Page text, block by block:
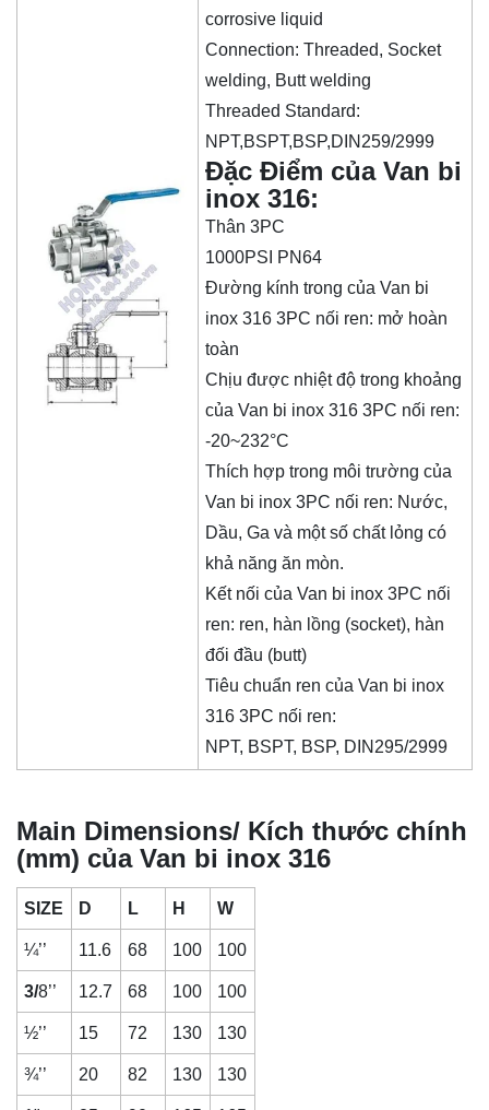
corrosive liquid
Connection: Threaded, Socket
welding, Butt welding
Threaded Standard:
NPT,BSPT,BSP,DIN259/2999
Đặc Điểm của Van bi
inox 316:
Thân 3PC
1000PSI PN64
Đường kính trong củaVan bi
inox 316 3PC nối ren: mở hoàn
toàn
Chịu được nhiệt độ trong khoảng
củaVan bi inox 316 3PC nối ren:
-20~232°C
Thích hợp trong môi trường của
Van bi inox 3PC nối ren: Nước,
Dầu, Ga và một số chất lỏng có
khả năng ăn mòn.
Kết nối củaVan bi inox 3PC nối
ren: ren, hàn lồng (socket), hàn
đối đầu (butt)
Tiêu chuẩn ren củaVan bi inox
316 3PC nối ren:
NPT, BSPT, BSP, DIN295/2999
Main Dimensions/ Kích thước chính
(mm) của Van bi inox 316
SIZE D L H W
¼’’ 11.6 68 100 100
3/8’’ 12.7 68 100 100
½’’ 15 72 130 130
¾’’ 20 82 130 130